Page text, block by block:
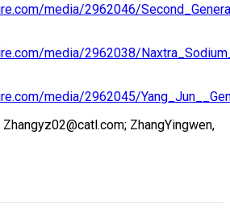
media/2962046/
media/2962038/
media/2962045/
Zhangyz02@catl.com; ZhangYingwen,